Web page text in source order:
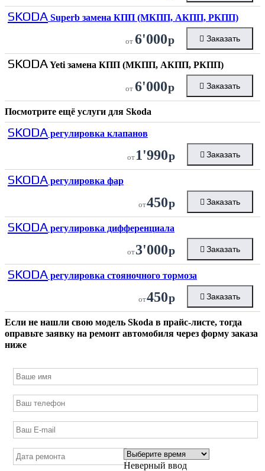
SKODA Superb замена КПП (МКПП, АКПП, РКПП)
от 6'000р Заказать
SKODAYeti замена КПП (МКПП, АКПП, РКПП)
от 6'000р Заказать
Посмотрите ещё услуги для Skoda
SKODA регулировка клапанов
от 1'990р Заказать
SKODA регулировка фар
от450р Заказать
SKODA регулировка дифференциала
от3'000р Заказать
SKODA регулировка стояночного тормоза
от450р Заказать
Если не нашли свою модель Skoda в прайс-листе, тогда
оправьте заявку на ремонт автомобиля через форму заказа
ниже
Неверный ввод